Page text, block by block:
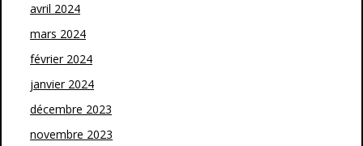
avril 2024
mars 2024
février 2024
janvier 2024
décembre 2023
novembre 2023